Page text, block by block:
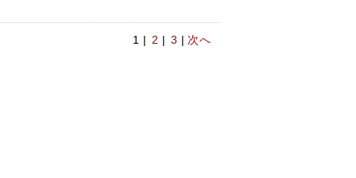
1 | 2 | 3 | 次へ